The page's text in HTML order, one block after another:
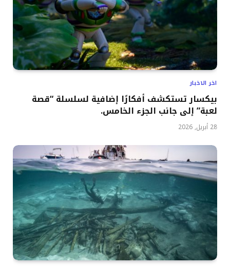
اخر الاخبار
بيكسار تستكشف أفكارًا إضافية لسلسلة “قصة
لعبة” إلى جانب الجزء الخامس.
28 أبريل, 2026